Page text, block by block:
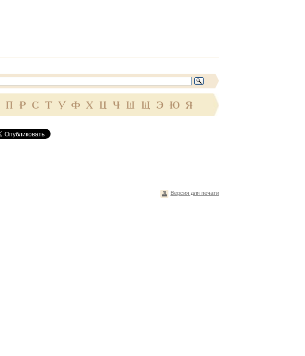
П Р С Т У Ф Х Ц Ч Ш Щ Э Ю Я
Версия для печати